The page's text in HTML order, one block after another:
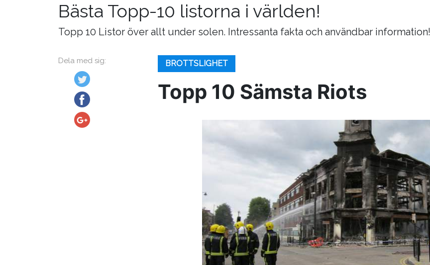
Bästa Topp-10 listorna i världen!
Topp 10 Listor över allt under solen. Intressanta fakta och användbar information!
Dela med sig: BROTTSLIGHET
Topp 10 Sämsta Riots